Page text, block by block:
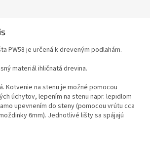
PW58 je určená k dreveným podlahám.
materiál ihličnatá drevina.
Kotvenie na stenu je možné pomocou
úchytov, lepením na stenu napr. lepidlom
upevnením do steny (pomocou vrútu cca
6mm). Jednotlivé lišty sa spájajú